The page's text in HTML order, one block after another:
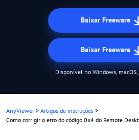
Baixar Freeware
Baixar Freeware
Disponível no Windows,
AnyViewer > Artigos de instruções >
Como corrigir o erro do código 0x4 do Remote